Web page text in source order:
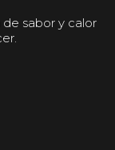
sabor y calor